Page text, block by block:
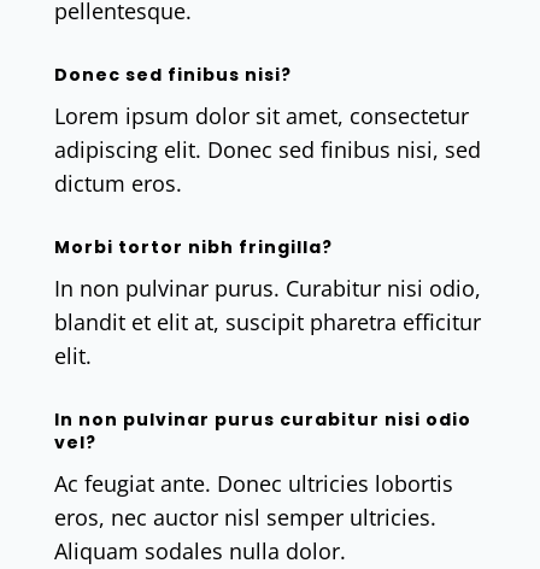
pellentesque.
Donec sed finibus nisi?
Lorem ipsum dolor sit amet, consectetur
adipiscing elit. Donec sed finibus nisi, sed
dictum eros.
Morbi tortor nibh fringilla?
In non pulvinar purus. Curabitur nisi odio,
blandit et elit at, suscipit pharetra efficitur
elit.
In non pulvinar purus curabitur nisi odio
vel?
Ac feugiat ante. Donec ultricies lobortis
eros, nec auctor nisl semper ultricies.
Aliquam sodales nulla dolor.